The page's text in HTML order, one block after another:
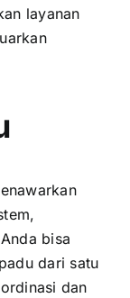
layanan
bisa
dari satu
dan